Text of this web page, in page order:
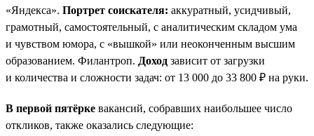
«Яндекса». Портрет соискателя: аккуратный, усидчивый,
грамотный, самостоятельный, с аналитическим складом ума
и чувством юмора, с «вышкой» или неоконченным высшим
образованием. Филантроп. Доход зависит от загрузки
и количества и сложности задач: от 13 000 до 33 800 ₽ на руки.
В первой пятёрке вакансий, собравших наибольшее число
откликов, также оказались следующие: